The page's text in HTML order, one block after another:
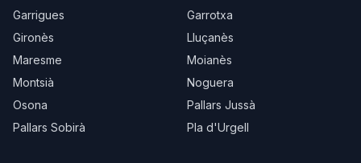
Garrigues
Garrotxa
Gironès
Lluçanès
Maresme
Moianès
Montsià
Noguera
Osona
Pallars Jussà
Pallars Sobirà
Pla d'Urgell